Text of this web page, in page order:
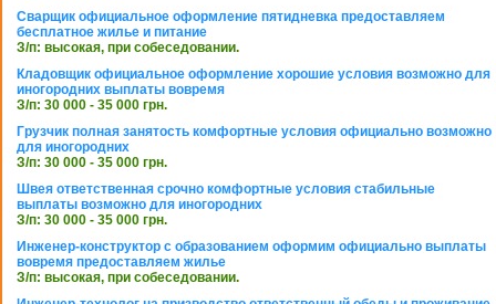
Сварщик официальное оформление пятидневка предоставляем
бесплатное жилье и питание
З/п: высокая, при собеседовании.
Кладовщик официальное оформление хорошие условия возможно для
иногородних выплаты вовремя
З/п: 30 000 - 35 000 грн.
Грузчик полная занятость комфортные условия официально возможно
для иногородних
З/п: 30 000 - 35 000 грн.
Швея ответственная срочно комфортные условия стабильные
выплаты возможно для иногородних
З/п: 30 000 - 35 000 грн.
Инженер-конструктор с образованием оформим официально выплаты
вовремя предоставляем жилье
З/п: высокая, при собеседовании.